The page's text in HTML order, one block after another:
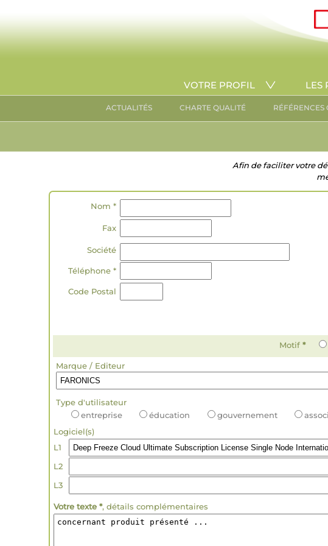
VOTRE PROFIL LES
ACTUALITÉS CHARTE QUALITÉ RÉFÉRENCES
Afin de faciliter votre
Nom *
Fax
Société
Téléphone *
Code Postal
Motif *
Marque / Editeur
Type d'utilisateur
entreprise
éducation gouvernement
Logiciel(s)
L1
L2
L3
Votre texte *, détails complémentaires